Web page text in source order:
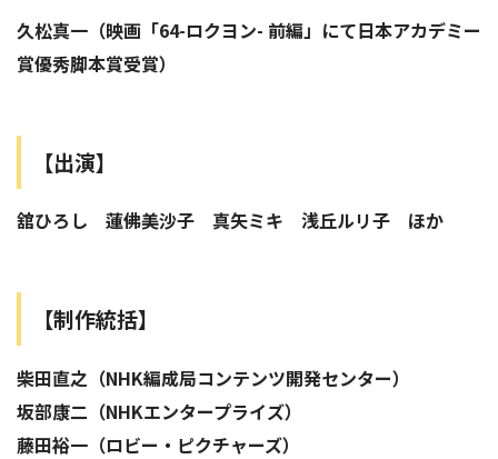
久松真一（映画「64-ロクヨン- 前編」にて日本アカデミー
賞優秀脚本賞受賞）
【出演】
舘ひろし 蓮佛美沙子 真矢ミキ 浅丘ルリ子 ほか
【制作統括】
柴田直之（NHK編成局コンテンツ開発センター）
坂部康二（NHKエンタープライズ）
藤田裕一（ロビー・ピクチャーズ）